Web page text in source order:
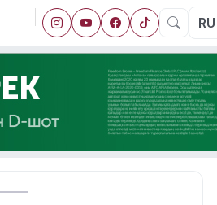
RU